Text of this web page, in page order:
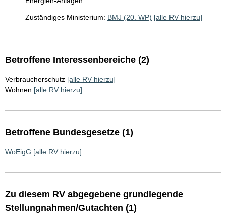
Zuständiges Ministerium: BMJ (20. WP) [alle RV hierzu]
Betroffene Interessenbereiche (2)
Verbraucherschutz [alle RV hierzu]
Wohnen [alle RV hierzu]
Betroffene Bundesgesetze (1)
WoEigG [alle RV hierzu]
Zu diesem RV abgegebene grundlegende
Stellungnahmen/Gutachten (1)